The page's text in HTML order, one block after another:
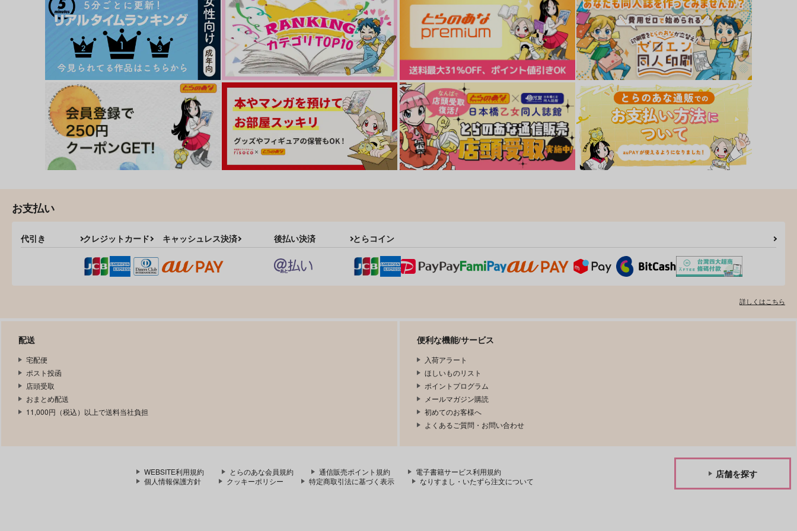
お支払い
代引き クレジットカード キャッシュレス決済 後払い決済 とらコイン
詳しくはこちら
配送
宅配便
ポスト投函
店頭受取
おまとめ配送
11,000円（税込）以上で送料当社負担
便利な機能/サービス
入荷アラート
ほしいものリスト
ポイントプログラム
メールマガジン購読
初めてのお客様へ
よくあるご質問・お問い合わせ
WEBSITE利用規約 とらのあな会員規約 通信販売ポイント規約
電子書籍サービス利用規約
個人情報保護方針
クッキーポリシー 特定商取引法に基づく表示 なりすまし・いたずら注文について
店舗を探す